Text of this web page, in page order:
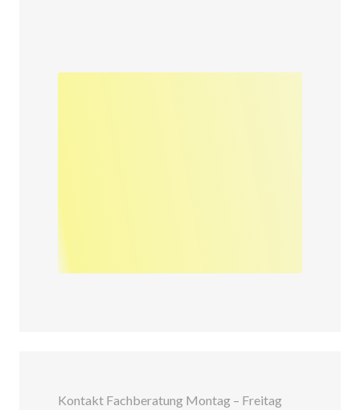
Kontakt Fachberatung Montag – Freitag